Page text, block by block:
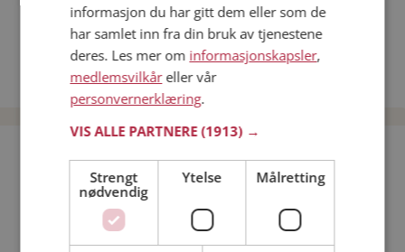
Flere singlemenn fra Stavanger:adrensa,Glenn ,carlosfa
Kvinner fra Stavanger
Date kvinner i Norge
Date menn i Norge
Bli medlem gratis!
Jeg er en: Mann Kvinne
informasjon du har gitt dem eller som de
har samlet inn fra din bruk av tjenestene
deres. Les mer om informasjonskapsler,
medlemsvilkåreller vår
personvernerklæring.
VIS ALLE PARTNERE(1913) →
Strengt
nødvendig
Ytelse Målretting